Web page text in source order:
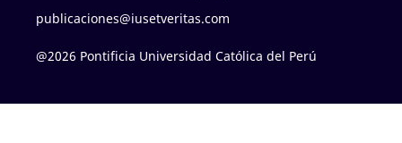
publicaciones@iusetveritas.com
@2026 Pontificia Universidad Católica del Perú